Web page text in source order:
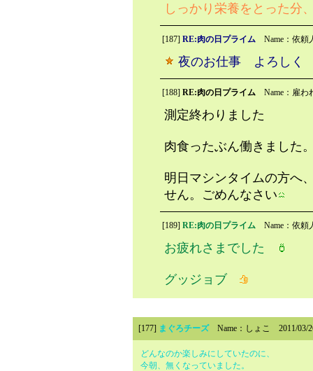
しっかり栄養をとった分
[187] RE:肉の日プライム Name：依頼
夜のお仕事 よろし
[188] RE:肉の日プライム Name：雇わ
測定終わりました
肉食ったぶん働きました
明日マシンタイムの方へ
せん。ごめんなさい
[189] RE:肉の日プライム Name：依頼
お疲れさまでした
グッジョブ
[177] まぐろチーズName：しょこ 2011/
どんなのか楽しみにしていたのに、
今朝、無くなっていました。